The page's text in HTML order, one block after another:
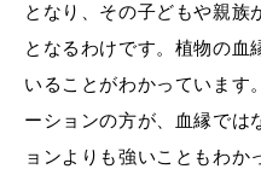
となり、その子どもや親族
となるわけです。植物の血
いることがわかっています
ーションの方が、血縁では
ョンよりも強いこともわか